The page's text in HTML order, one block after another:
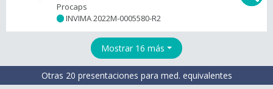
Procaps
INVIMA 2022M-0005580-R2
Mostrar 16 más
Otras 20 presentaciones para med. equivalentes